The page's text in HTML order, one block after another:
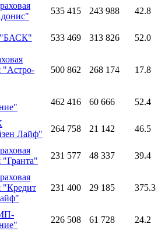
535 415 243 988 42.8
533 469 313 826 52.0
"Астро-
500 862 268 174 17.8
462 416 60 666 52.4
Лайф"
264 758 21 142 46.5
"Гранта"
231 577 48 337 39.4
"Кредит
231 400 29 185 375.3
226 508 61 728 24.2